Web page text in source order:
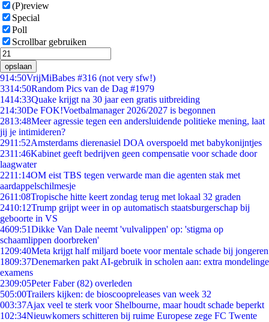
(P)review
Special
Poll
Scrollbar gebruiken
opslaan
914:50VrijMiBabes #316 (not very sfw!)
3314:50Random Pics van de Dag #1979
1414:33Quake krijgt na 30 jaar een gratis uitbreiding
214:30De FOK!Voetbalmanager 2026/2027 is begonnen
2813:48Meer agressie tegen een andersluidende politieke mening, laat
jij je intimideren?
2911:52Amsterdams dierenasiel DOA overspoeld met babykonijntjes
2311:46Kabinet geeft bedrijven geen compensatie voor schade door
laagwater
2211:14OM eist TBS tegen verwarde man die agenten stak met
aardappelschilmesje
2611:08Tropische hitte keert zondag terug met lokaal 32 graden
2410:12Trump grijpt weer in op automatisch staatsburgerschap bij
geboorte in VS
4609:51Dikke Van Dale neemt 'vulvalippen' op: 'stigma op
schaamlippen doorbreken'
1209:40Meta krijgt half miljard boete voor mentale schade bij jongeren
1809:37Denemarken pakt AI-gebruik in scholen aan: extra mondelinge
examens
2309:05Peter Faber (82) overleden
505:00Trailers kijken: de bioscoopreleases van week 32
003:37Ajax veel te sterk voor Shelbourne, maar houdt schade beperkt
102:34Nieuwkomers schitteren bij ruime Europese zege FC Twente